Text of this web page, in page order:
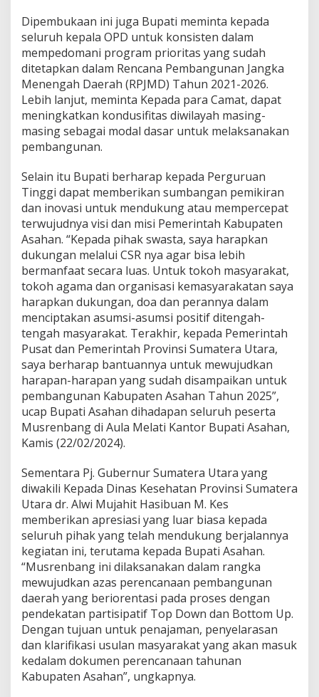
A
s
a
h
a
n
S
a
a
m
b
u
k
a
M
u
s
r
e
n
b
a
n
R
K
P
D
K
a
p
a
t
e
n
A
s
a
a
n
T
a
h
u
n
2
Dipembukaan ini juga Bupati meminta kepada
seluruh kepala OPD untuk konsisten dalam
mempedomani program prioritas yang sudah
ditetapkan dalam Rencana Pembangunan Jangka
Menengah Daerah (RPJMD) Tahun 2021-2026.
Lebih lanjut, meminta Kepada para Camat, dapat
meningkatkan kondusifitas diwilayah masing-
masing sebagai modal dasar untuk melaksanakan
pembangunan.
Selain itu Bupati berharap kepada Perguruan
Tinggi dapat memberikan sumbangan pemikiran
dan inovasi untuk mendukung atau mempercepat
terwujudnya visi dan misi Pemerintah Kabupaten
Asahan. “Kepada pihak swasta, saya harapkan
dukungan melalui CSR nya agar bisa lebih
bermanfaat secara luas. Untuk tokoh masyarakat,
tokoh agama dan organisasi kemasyarakatan saya
harapkan dukungan, doa dan perannya dalam
menciptakan asumsi-asumsi positif ditengah-
tengah masyarakat. Terakhir, kepada Pemerintah
Pusat dan Pemerintah Provinsi Sumatera Utara,
saya berharap bantuannya untuk mewujudkan
harapan-harapan yang sudah disampaikan untuk
pembangunan Kabupaten Asahan Tahun 2025”,
ucap Bupati Asahan dihadapan seluruh peserta
Musrenbang di Aula Melati Kantor Bupati Asahan,
Kamis (22/02/2024).
Sementara Pj. Gubernur Sumatera Utara yang
diwakili Kepada Dinas Kesehatan Provinsi Sumatera
Utara dr. Alwi Mujahit Hasibuan M. Kes
memberikan apresiasi yang luar biasa kepada
seluruh pihak yang telah mendukung berjalannya
kegiatan ini, terutama kepada Bupati Asahan.
“Musrenbang ini dilaksanakan dalam rangka
mewujudkan azas perencanaan pembangunan
daerah yang beriorentasi pada proses dengan
pendekatan partisipatif Top Down dan Bottom Up.
Dengan tujuan untuk penajaman, penyelarasan
dan klarifikasi usulan masyarakat yang akan masuk
kedalam dokumen perencanaan tahunan
Kabupaten Asahan”, ungkapnya.